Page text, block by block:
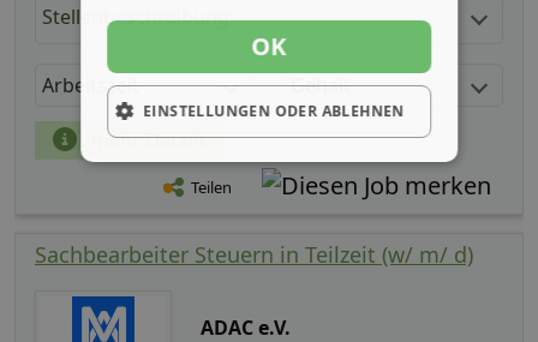
Stellenbeschreibung:
Arbeitszeit Gehalt
mehr Details
Teilen
Sachbearbeiter Steuern in Teilzeit (w/ m/ d)
ADAC e.V.
OK
EINSTELLUNGEN ODER ABLEHNEN